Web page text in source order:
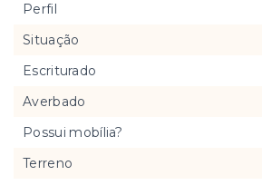
Perfil
Situação
Escriturado
Averbado
Possui mobília?
Terreno